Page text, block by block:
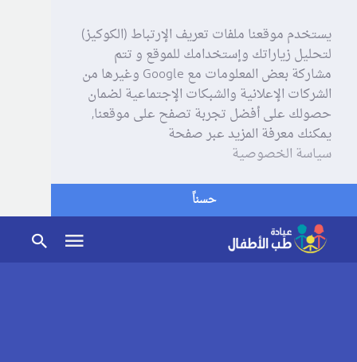
يستخدم موقعنا ملفات تعريف الإرتباط (الكوكيز)
لتحليل زياراتك وإستخدامك للموقع و تتم
مشاركة بعض المعلومات مع Google وغيرها من
الشركات الإعلانية والشبكات الإجتماعية لضمان
حصولك على أفضل تجربة تصفح على موقعنا,
يمكنك معرفة المزيد عبر صفحة
سياسة الخصوصية
حسناً